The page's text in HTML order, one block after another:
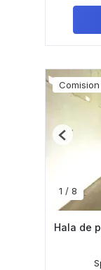
1 / 8
Previous
Hala de